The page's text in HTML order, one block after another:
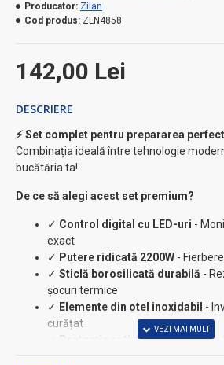
142,00 Lei
Producator: Zilan
Cod produs: ZLN4858
DESCRIERE
⚡ Set complet pentru prepararea
Combinația ideală între tehnologie
bucătăria ta!
De ce să alegi acest set premium?
✓ Control digital cu LED-uri -
exact
✓ Putere ridicată 2200W -
✓ Sticlă borosilicată durabilă -
șocuri termice
✓ Elemente din otel inoxidabil -
curățat
Protecție anti-fierbere uscată-